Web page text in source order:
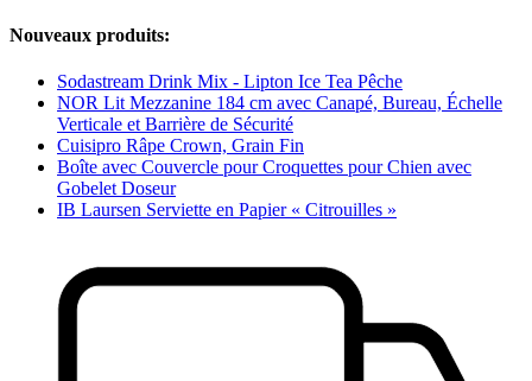
Nouveaux produits:
Sodastream Drink Mix - Lipton Ice Tea Pêche
NOR Lit Mezzanine 184 cm avec Canapé, Bureau, Échelle
Verticale et Barrière de Sécurité
Cuisipro Râpe Crown, Grain Fin
Boîte avec Couvercle pour Croquettes pour Chien avec
Gobelet Doseur
IB Laursen Serviette en Papier « Citrouilles »